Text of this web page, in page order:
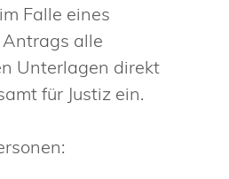
Falle eines
alle
Unterlagen direkt
für Justiz ein.